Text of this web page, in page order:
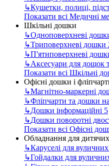
↳Кушетки, полиці,
Показати всі Медичні
Шкільні дошки
↳Одноповерхневі
↳Триповерхневі дошки
↳П'ятиповерхневі
↳Аксесуари для дощок
Показати всі Шкільні
Офісні дошки і
↳Магнітно-маркерні
↳Фліпчарти та дошки
↳Дошки інформаційні 5
↳Дошки поворотні
Показати всі Офісні
Обладнання для
↳Каруселі для
↳Гойдалки для